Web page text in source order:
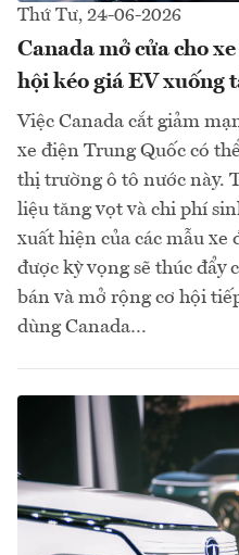
Thứ Tư, 24-06-2026
Canada mở cửa cho
hội kéo giá EV xuống
Việc Canada cắt giảm
xe điện Trung Quốc có
thị trường ô tô nước này.
liệu tăng vọt và chi phí
xuất hiện của các mẫu
được kỳ vọng sẽ thúc đẩy
bán và mở rộng cơ hội
dùng Canada…